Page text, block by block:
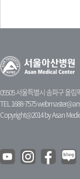
05505 서울특별시 송파구 올림
TEL 1688-7575
Copyright@2014 by Asan